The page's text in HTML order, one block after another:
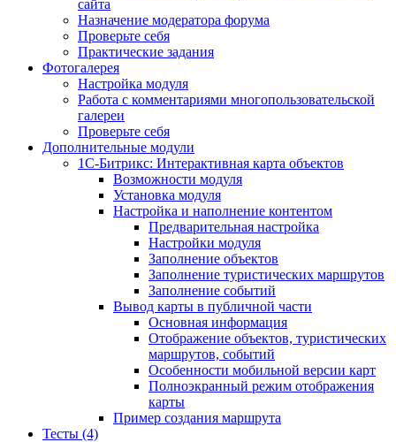
сайта
Назначение модератора форума
Проверьте себя
Практические задания
Фотогалерея
Настройка модуля
Работа с комментариями многопользовательской
галереи
Проверьте себя
Дополнительные модули
1С-Битрикс: Интерактивная карта объектов
Возможности модуля
Установка модуля
Настройка и наполнение контентом
Предварительная настройка
Настройки модуля
Заполнение объектов
Заполнение туристических маршрутов
Заполнение событий
Вывод карты в публичной части
Основная информация
Отображение объектов, туристических
маршрутов, событий
Особенности мобильной версии карт
Полноэкранный режим отображения
карты
Пример создания маршрута
Тесты (4)